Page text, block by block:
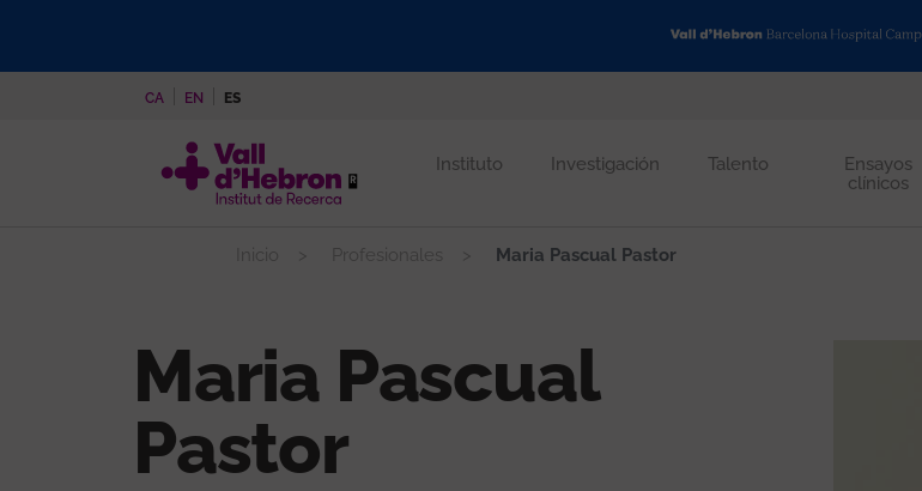
CA EN ES
Instituto Investigación Talento
Ensayos
clínicos
Profesionales Maria Pascual Pastor
Maria Pascual
Pastor